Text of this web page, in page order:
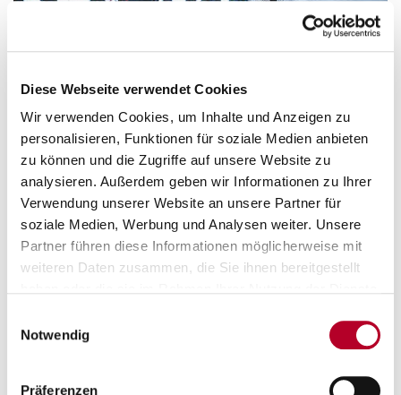
Diese Webseite verwendet Cookies
Wir verwenden Cookies, um Inhalte und Anzeigen zu
personalisieren, Funktionen für soziale Medien anbieten
zu können und die Zugriffe auf unsere Website zu
analysieren. Außerdem geben wir Informationen zu Ihrer
Verwendung unserer Website an unsere Partner für
soziale Medien, Werbung und Analysen weiter. Unsere
Partner führen diese Informationen möglicherweise mit
weiteren Daten zusammen, die Sie ihnen bereitgestellt
Notwendig
Präferenzen